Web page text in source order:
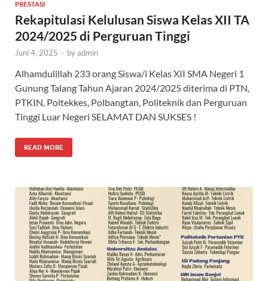
PRESTASI
Rekapitulasi Kelulusan Siswa Kelas XII TA
2024/2025 di Perguruan Tinggi
Juni 4, 2025 - byadmin
Alhamdulillah 233 orang Siswa/i Kelas XII SMA Negeri 1
Gunung Talang Tahun Ajaran 2024/2025 diterima di PTN,
PTKIN, Poltekkes, Polbangtan, Politeknik dan Perguruan
Tinggi Luar Negeri SELAMAT DAN SUKSES !
READ MORE